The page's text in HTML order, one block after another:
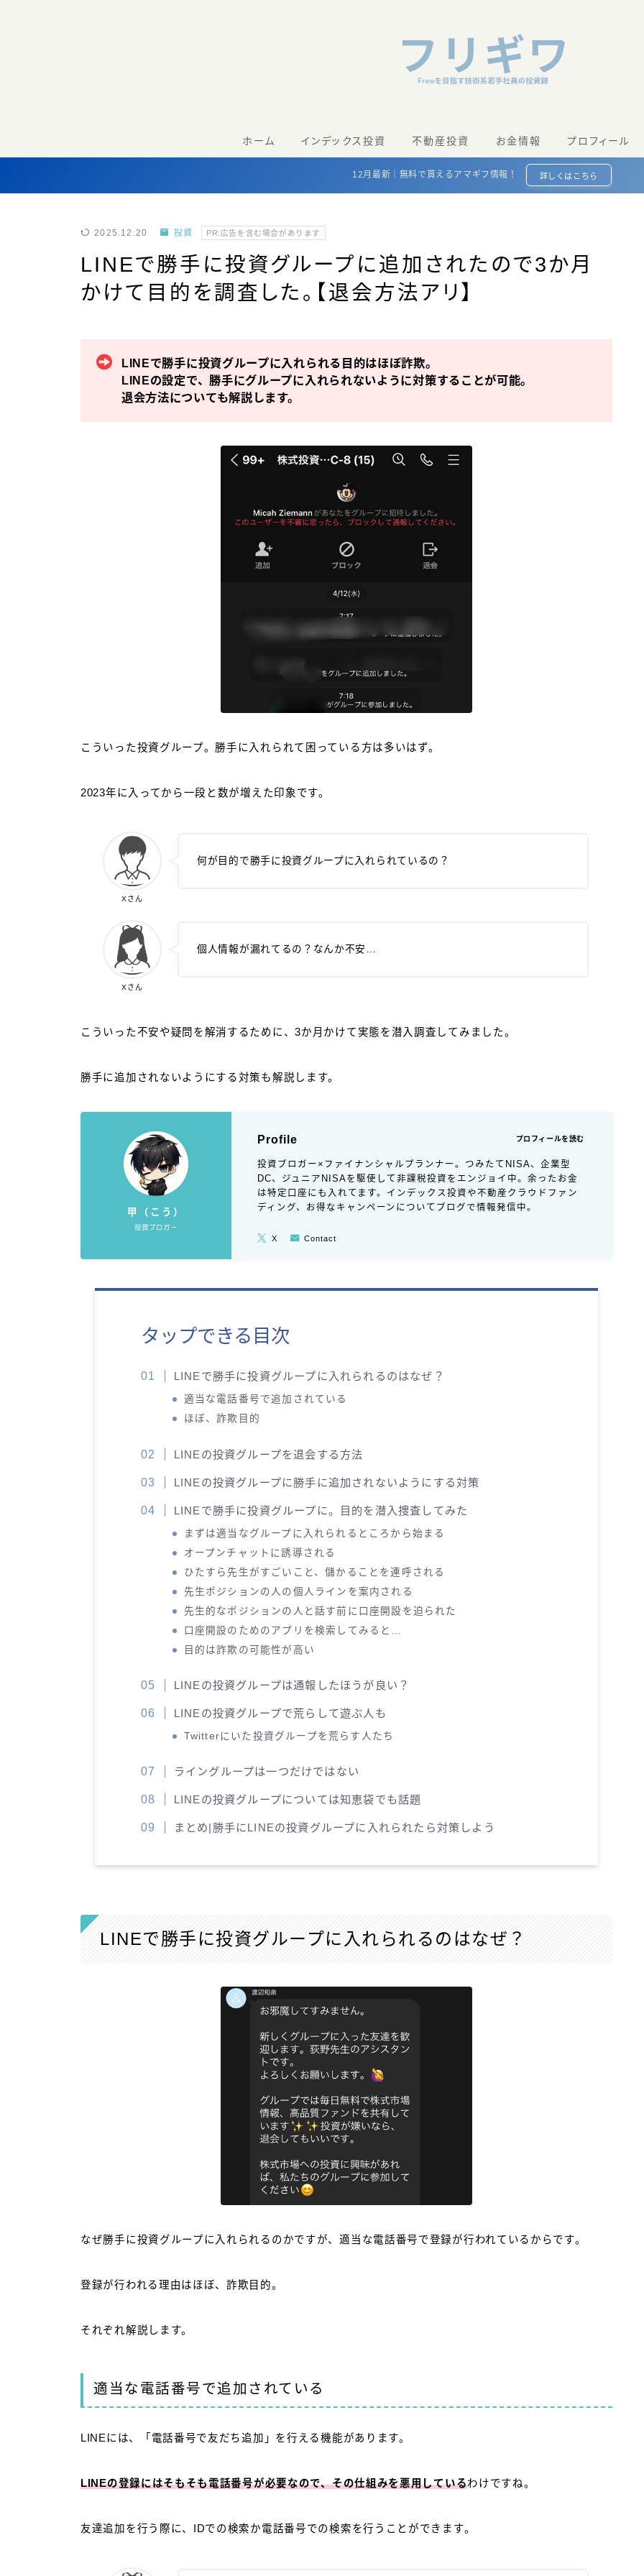
ホーム インデックス投資 不動産投資 お金情報 プロフィール
12月最新｜無料で貰えるアマギフ情報！ 詳しくはこちら
2025.12.20 投資 PR:広告を含む場合があります
LINEで勝手に投資グループに追加されたので3か月
かけて目的を調査した。【退会方法アリ】
LINEで勝手に投資グループに入れられる目的はほぼ詐欺。
LINEの設定で、勝手にグループに入れられないように対策することが可能。
退会方法についても解説します。
こういった投資グループ。勝手に入れられて困っている方は多いはず。
2023年に入ってから一段と数が増えた印象です。
Xさん
何が目的で勝手に投資グループに入れられているの？
Xさん
個人情報が漏れてるの？なんか不安…
こういった不安や疑問を解消するために、3か月かけて実態を潜入調査してみました。
勝手に追加されないようにする対策も解説します。
甲（こう）
投資ブロガー
Profile
投資ブロガー×ファイナンシャルプランナー。つみたてNISA、企業型
DC、ジュニアNISAを駆使して非課税投資をエンジョイ中。余ったお金
は特定口座にも入れてます。インデックス投資や不動産クラウドファン
ディング、お得なキャンペーンについてブログで情報発信中。
プロフィールを読む
X Contact
タップできる目次
LINEで勝手に投資グループに入れられるのはなぜ？
適当な電話番号で追加されている
ほぼ、詐欺目的
LINEの投資グループを退会する方法
LINEの投資グループに勝手に追加されないようにする対策
LINEで勝手に投資グループに。目的を潜入捜査してみた
まずは適当なグループに入れられるところから始まる
オープンチャットに誘導される
ひたすら先生がすごいこと、儲かることを連呼される
先生ポジションの人の個人ラインを案内される
先生的なポジションの人と話す前に口座開設を迫られた
口座開設のためのアプリを検索してみると…
目的は詐欺の可能性が高い
LINEの投資グループは通報したほうが良い？
LINEの投資グループで荒らして遊ぶ人も
Twitterにいた投資グループを荒らす人たち
ライングループは一つだけではない
LINEの投資グループについては知恵袋でも話題
まとめ|勝手にLINEの投資グループに入れられたら対策しよう
LINEで勝手に投資グループに入れられるのはなぜ？
なぜ勝手に投資グループに入れられるのかですが、適当な電話番号で登録が行われているからです。
登録が行われる理由はほぼ、詐欺目的。
それぞれ解説します。
適当な電話番号で追加されている
LINEには、「電話番号で友だち追加」を行える機能があります。
LINEの登録にはそもそも電話番号が必要なので、その仕組みを悪用しているわけですね。
友達追加を行う際に、IDでの検索か電話番号での検索を行うことができます。